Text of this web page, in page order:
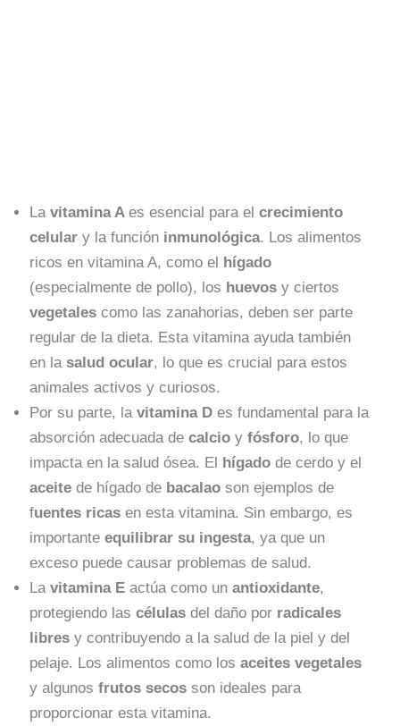
Lavitamina Aes esencial para elcrecimiento
celular y la función inmunológica. Los alimentos
ricos en vitamina A, como el
hígado
(especialmente de pollo), los huevos y ciertos
vegetalescomo las zanahorias, deben ser parte
regular de la dieta. Esta vitamina ayuda también
en lasalud ocular, lo que es crucial para estos
animales activos y curiosos.
Por su parte, lavitamina Des fundamental para la
absorción adecuada decalcioyfósforo, lo que
impacta en la salud ósea. El
hígadode cerdo y el
aceitede hígado de bacalao son ejemplos de
fuentes ricas en esta vitamina. Sin embargo, es
importante equilibrar su ingesta, ya que un
exceso puede causar problemas de salud.
Lavitamina E actúa como unantioxidante,
protegiendo lascélulasdel daño por radicales
libres y contribuyendo a la salud de la piel y del
pelaje. Los alimentos como losaceites vegetales
y algunosfrutos secosson ideales para
proporcionar esta vitamina.